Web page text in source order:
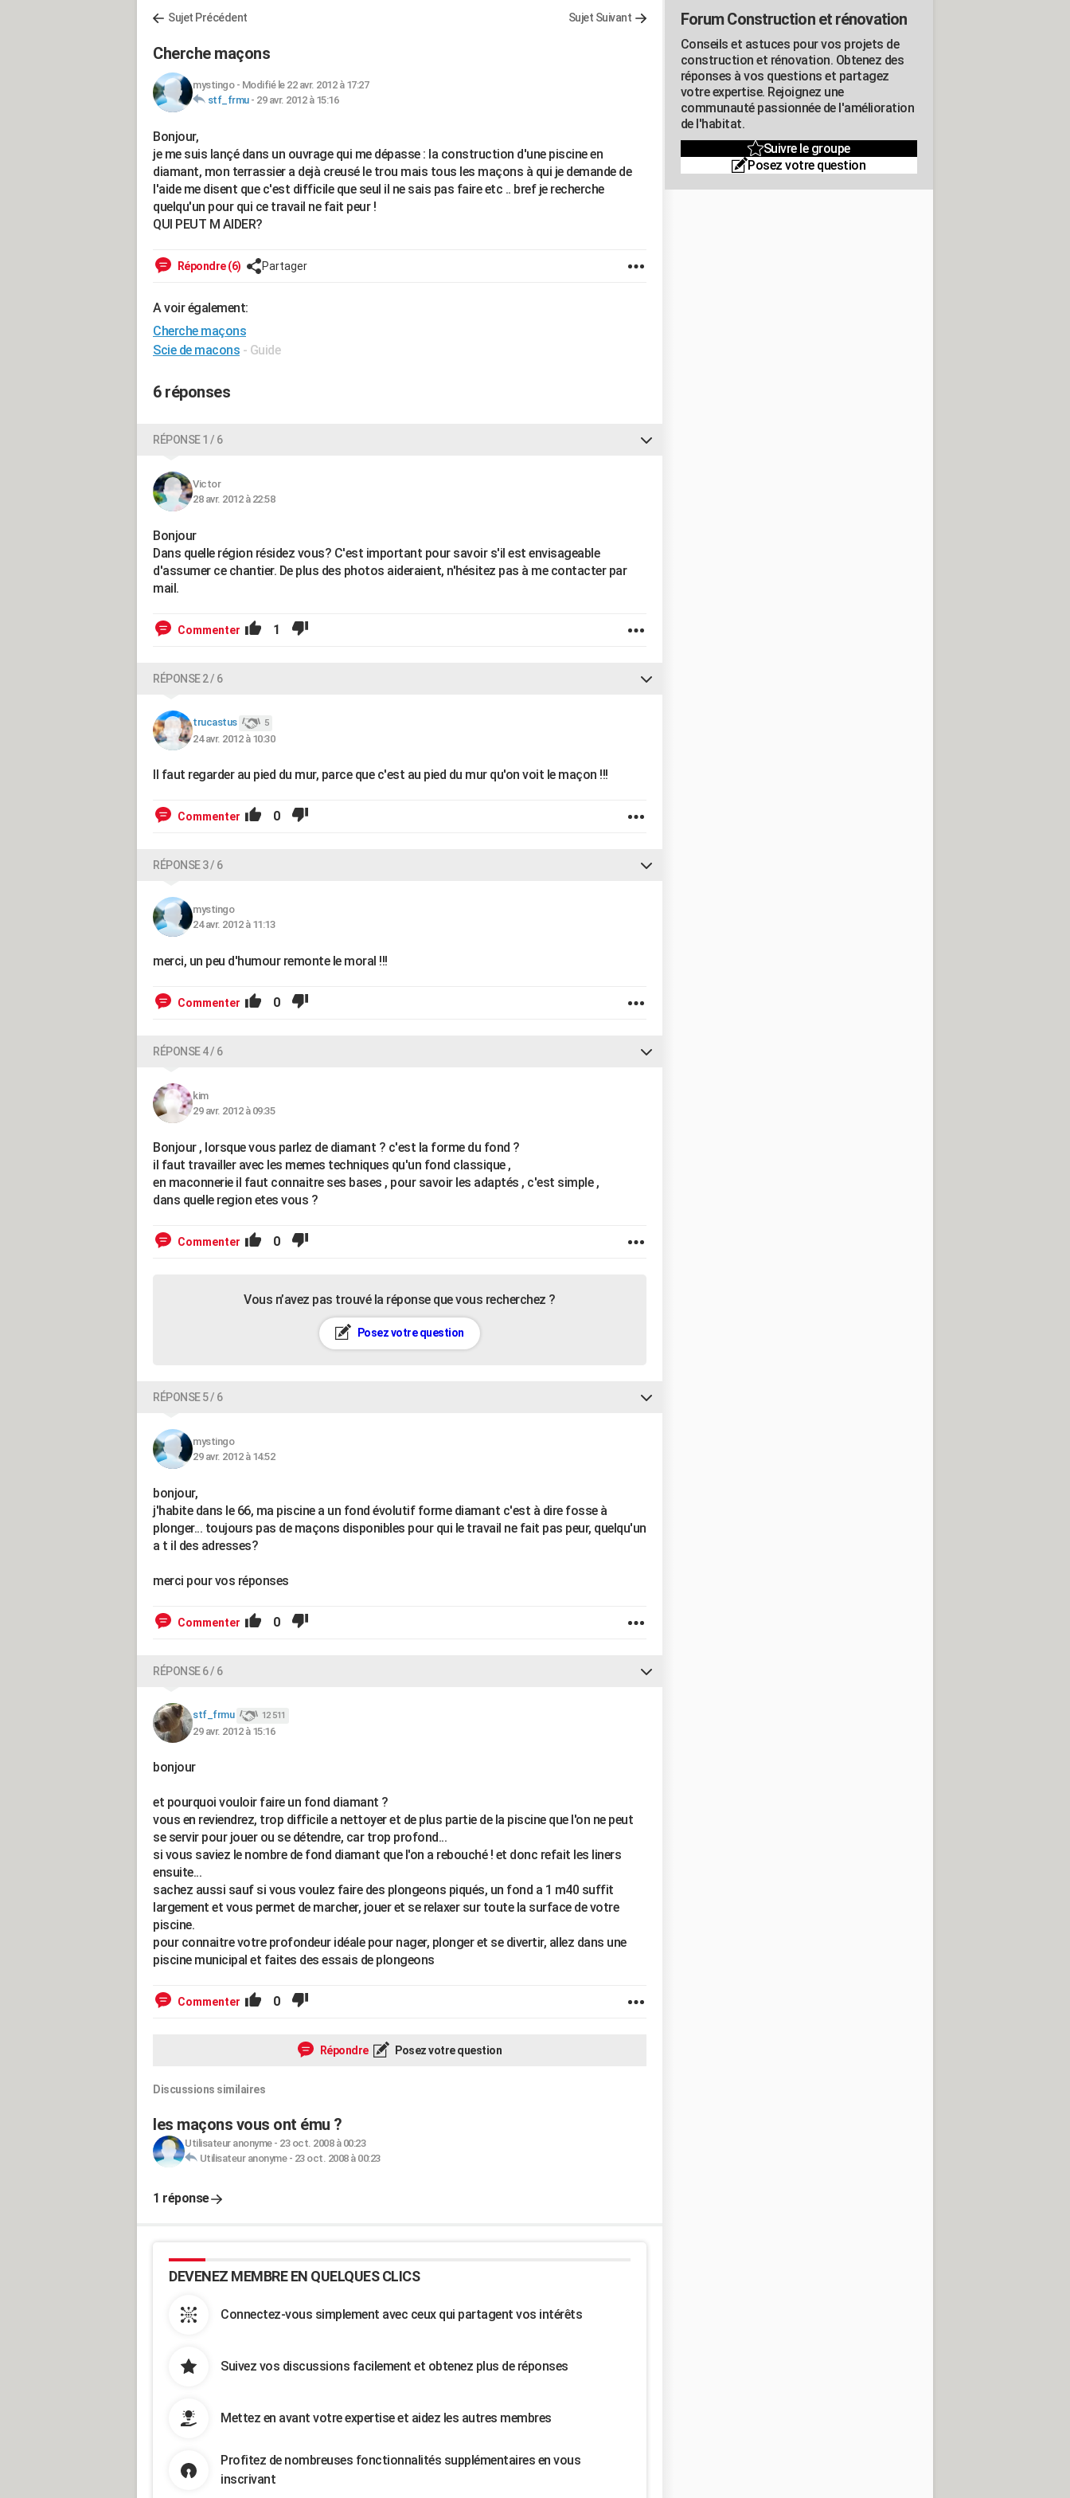
Sujet Précédent Sujet Suivant
Cherche maçons
mystingo- Modifié le 22 avr. 2012 à 17:27
stf_frmu- 29 avr. 2012 à 15:16
Bonjour,
je me suis lançé dans un ouvrage qui me dépasse : la construction d'une piscine en
diamant, mon terrassier a dejà creusé le trou mais tous les maçons à qui je demande de
l'aide me disent que c'est difficile que seul il ne sais pas faire etc .. bref je recherche
quelqu'un pour qui ce travail ne fait peur !
QUI PEUT M AIDER?
Répondre (6) Partager
A voir également:
Cherche maçons
Scie de macons - Guide
6 réponses
RÉPONSE 1 / 6
Victor
28 avr. 2012 à 22:58
Bonjour
Dans quelle région résidez vous? C'est important pour savoir s'il est envisageable
d'assumer ce chantier. De plus des photos aideraient, n'hésitez pas à me contacter par
mail.
Commenter 1
RÉPONSE 2 / 6
trucastus 5
24 avr. 2012 à 10:30
Il faut regarder au pied du mur, parce que c'est au pied du mur qu'on voit le maçon !!!
Commenter 0
RÉPONSE 3 / 6
mystingo
24 avr. 2012 à 11:13
merci, un peu d'humour remonte le moral !!!
Commenter 0
RÉPONSE 4 / 6
kim
29 avr. 2012 à 09:35
Bonjour , lorsque vous parlez de diamant ? c'est la forme du fond ?
il faut travailler avec les memes techniques qu'un fond classique ,
en maconnerie il faut connaitre ses bases , pour savoir les adaptés , c'est simple ,
dans quelle region etes vous ?
Commenter 0
Vous n’avez pas trouvé la réponse que vous recherchez ?
Posez votre question
RÉPONSE 5 / 6
mystingo
29 avr. 2012 à 14:52
bonjour,
j'habite dans le 66, ma piscine a un fond évolutif forme diamant c'est à dire fosse à
plonger... toujours pas de maçons disponibles pour qui le travail ne fait pas peur, quelqu'un
a t il des adresses?
merci pour vos réponses
Commenter 0
RÉPONSE 6 / 6
stf_frmu 12 511
29 avr. 2012 à 15:16
bonjour
et pourquoi vouloir faire un fond diamant ?
vous en reviendrez, trop difficile a nettoyer et de plus partie de la piscine que l'on ne peut
se servir pour jouer ou se détendre, car trop profond...
si vous saviez le nombre de fond diamant que l'on a rebouché ! et donc refait les liners
ensuite...
sachez aussi sauf si vous voulez faire des plongeons piqués, un fond a 1 m40 suffit
largement et vous permet de marcher, jouer et se relaxer sur toute la surface de votre
piscine.
pour connaitre votre profondeur idéale pour nager, plonger et se divertir, allez dans une
piscine municipal et faites des essais de plongeons
Commenter 0
Répondre Posez votre question
Discussions similaires
les maçons vous ont ému ?
Utilisateur anonyme- 23 oct. 2008 à 00:23
Utilisateur anonyme- 23 oct. 2008 à 00:23
1 réponse
DEVENEZ MEMBRE EN QUELQUES CLICS
Connectez-vous simplement avec ceux qui partagent vos intérêts
Suivez vos discussions facilement et obtenez plus de réponses
Mettez en avant votre expertise et aidez les autres membres
Profitez de nombreuses fonctionnalités supplémentaires en vous
inscrivant
Forum Construction et rénovation
Conseils et astuces pour vos projets de
construction et rénovation. Obtenez des
réponses à vos questions et partagez
votre expertise. Rejoignez une
communauté passionnée de l'amélioration
de l'habitat.
Suivre le groupe
Posez votre question